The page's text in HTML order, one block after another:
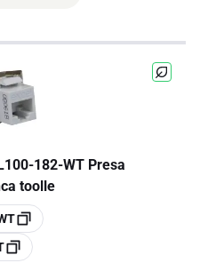
182-WT Presa
toolle